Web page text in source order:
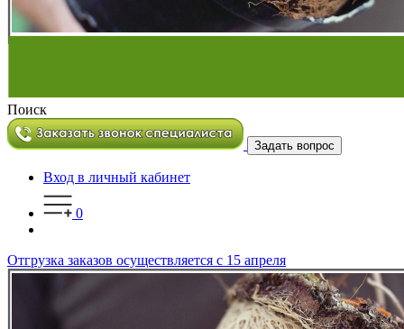
Поиск
Задать вопрос
Вход в личный кабинет
0
Отгрузка заказов осуществляется с 15 апреля